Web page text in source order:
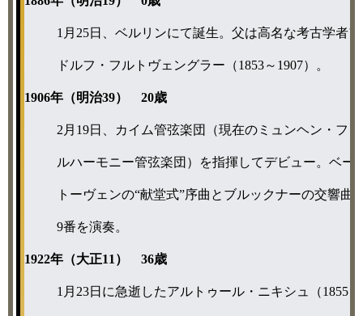
1月25日、ベルリンにて誕生。父は高名な考古学者ア
ドルフ・フルトヴェングラー（1853～1907）。
1906年（明治39） 20歳
2月19日、カイム管弦楽団（現在のミュンヘン・フィ
ルハーモニー管弦楽団）を指揮してデビュー。ベー
トーヴェンの“献堂式”序曲とブルックナーの交響曲
9番を演奏。
1922年（大正11） 36歳
1月23日に急逝したアルトゥール・ニキシュ（1855～